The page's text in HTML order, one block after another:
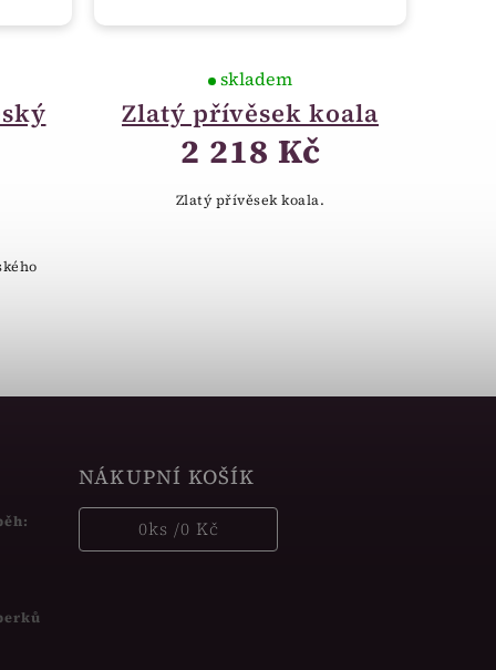
Zlatý přívěsek koala
skladem
2 218 Kč
Zlatý přívěsek koala.
NÁKUPNÍ KOŠÍK
0ks /0 Kč